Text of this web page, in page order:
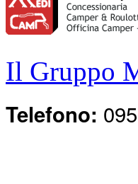
Il Gruppo
Telefono: